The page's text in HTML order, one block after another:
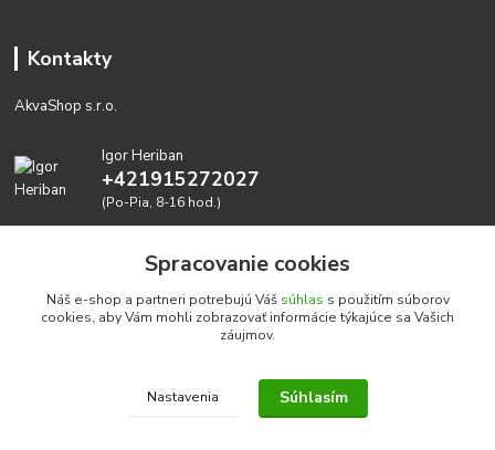
Kontakty
AkvaShop s.r.o.
Igor Heriban
+421915272027
(Po-Pia, 8-16 hod.)
Realizujeme prírodné akvária: AkvaShop s.r.o. • IBAN:
SK3911000000002947087849
Spracovanie cookies
Náš e-shop a partneri potrebujú Váš súhlas s použitím súborov
cookies, aby Vám mohli zobrazovať informácie týkajúce sa Vašich
záujmov.
Nastavenia Súhlasím